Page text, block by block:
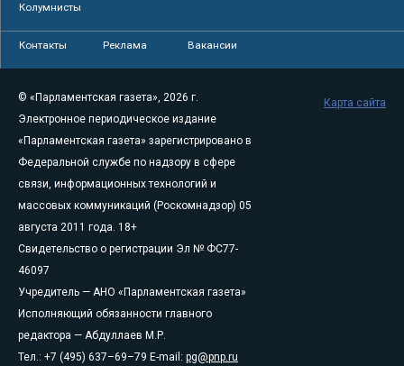
Колумнисты
Контакты Реклама Вакансии
© «Парламентская газета», 2026 г.
Электронное периодическое издание
«Парламентская газета» зарегистрировано в
Федеральной службе по надзору в сфере
связи, информационных технологий и
массовых коммуникаций (Роскомнадзор) 05
августа 2011 года. 18+
Свидетельство о регистрации Эл № ФС77-
46097
Учредитель — АНО «Парламентская газета»
Исполняющий обязанности главного
редактора — Абдуллаев М.Р.
Тел.: +7 (495) 637–69–79 E-mail: pg@pnp.ru
Карта сайта